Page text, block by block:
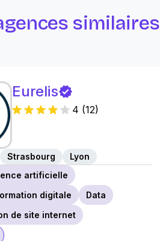
similaires
Eurelis
4 (12)
Strasbourg
Lyon
artificielle
digitale
Data
de site internet